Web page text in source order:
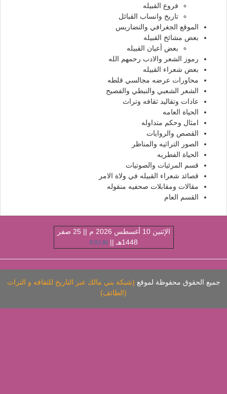
فروع القبيله
تاريخ وانساب القبائل
الموقع الجغرافي والتضاريس
بعض مشائخ القبيله
بعض أعيان القبيله
رموز الشعر والادب رحمهم الله
بعض شعراء القبيله
محاورات عرضه مجالسي قلطه
الشعر الشعبي والنبطي والفصيح
عادات وتقاليد ثقافه وتراث
الحياة العامه
امثال وحكم متداوله
القصص والروايات
الصور التراثيه والمناظر
الحياة الفطريه
قسم المرئيات والصوتيات
قصائد شعراء القبيله في ولاة الامر
مقالات ومقابلات صحفيه منقوله
القسم العام
الإثنين 10 أغسطس 2026 م || 25 صفر
1448هـ ||
8:02:41
الحقوق محفوظة لموقع(شبكة بني مالك عبر التاريخ للثقافه و التراث
(الطائف)